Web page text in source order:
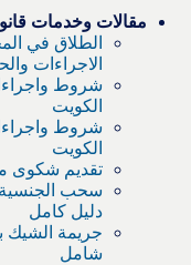
مقالات وخدمات
الطلاق في
الاجراءات
شروط
الكويت
شروط
الكويت
تقديم شكوى
سحب الجنسية
دليل كامل
جريمة الشيك
شامل